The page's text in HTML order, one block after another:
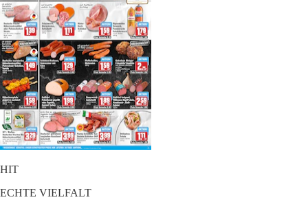
HIT
ECHTE VIELFALT